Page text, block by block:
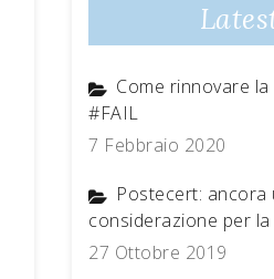
Come rinnovare la
#FAIL
7 Febbraio 2020
Postecert: ancora
considerazione per
27 Ottobre 2019